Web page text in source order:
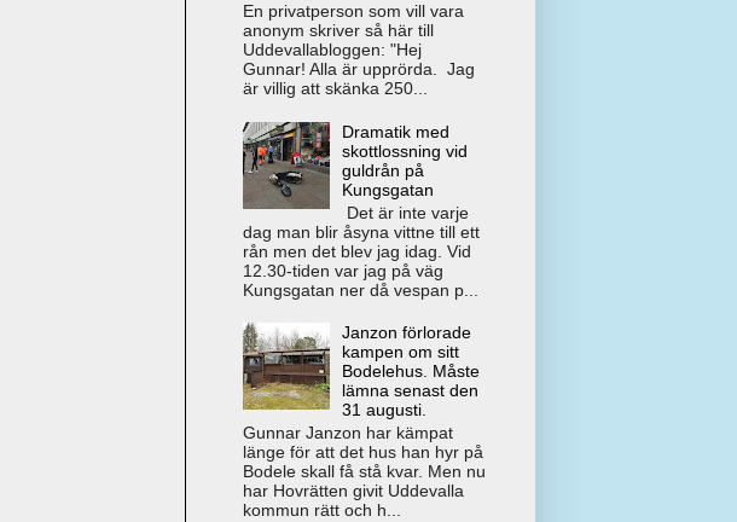
En privatperson som vill vara
anonym skriver så här till
Uddevallabloggen: "Hej
Gunnar! Alla är upprörda. Jag
är villig att skänka 250...
Dramatik med
skottlossning vid
guldrån på
Kungsgatan
Det är inte varje
dag man blir åsyna vittne till ett
rån men det blev jag idag. Vid
12.30-tiden var jag på väg
Kungsgatan ner då vespan p...
Janzon förlorade
kampen om sitt
Bodelehus. Måste
lämna senast den
31 augusti.
Gunnar Janzon har kämpat
länge för att det hus han hyr på
Bodele skall få stå kvar. Men nu
har Hovrätten givit Uddevalla
kommun rätt och h...